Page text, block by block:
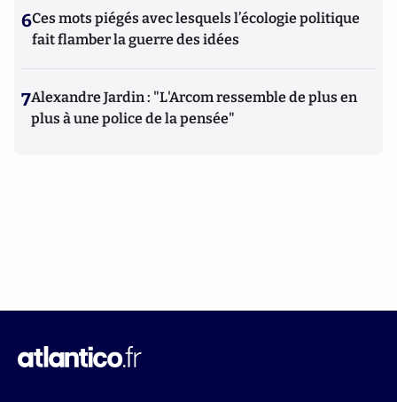
6Ces mots piégés avec lesquels l’écologie politique
fait flamber la guerre des idées
7Alexandre Jardin : "L'Arcom ressemble de plus en
plus à une police de la pensée"